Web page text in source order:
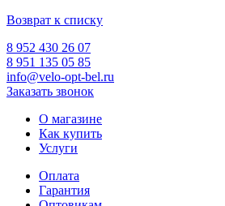
Возврат к списку
8 952 430 26 07
8 951 135 05 85
info@velo-opt-bel.ru
Заказать звонок
О магазине
Как купить
Услуги
Оплата
Гарантия